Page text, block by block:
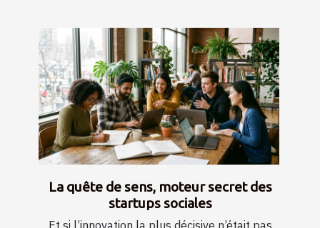
La quête de sens, moteur secret des
startups sociales